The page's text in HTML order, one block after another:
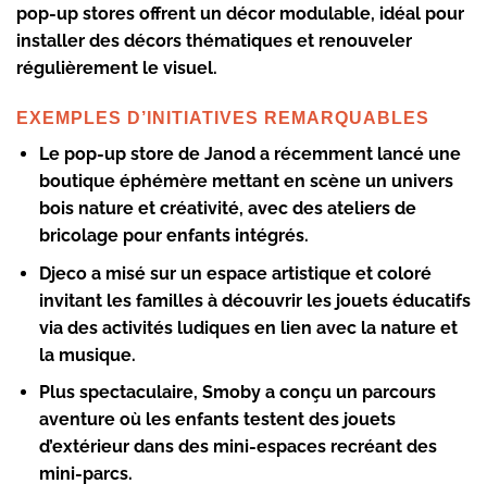
pop-up stores offrent un décor modulable, idéal pour
installer des décors thématiques et renouveler
régulièrement le visuel.
EXEMPLES D’INITIATIVES REMARQUABLES
Le pop-up store de Janoda récemment lancé une
boutique éphémère mettant en scène un univers
bois nature et créativité, avec des ateliers de
bricolage pour enfants intégrés.
Djecoa misé sur un espace artistique et coloré
invitant les familles à découvrir les jouets éducatifs
via des activités ludiques en lien avec la nature et
la musique.
Plus spectaculaire, Smobya conçu un parcours
aventure où les enfants testent des jouets
d’extérieur dans des mini-espaces recréant des
mini-parcs.